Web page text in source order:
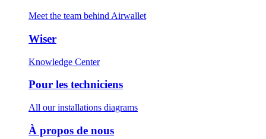
Meet the team behind Airwallet
Wiser
Knowledge Center
Pour les techniciens
All our installations diagrams
À propos de nous